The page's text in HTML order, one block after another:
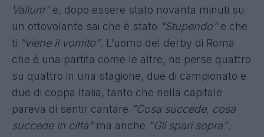
Valium" e, dopo essere stato novanta minuti su
un ottovolante sai che è stato "Stupendo"e che
ti "viene il vomito". L'uomo del derby di Roma
che è una partita come le altre, ne perse quattro
su quattro in una stagione, due di campionato e
due di coppa Italia, tanto che nella capitale
pareva di sentir cantare "Cosa succede, cosa
succede in città" ma anche "Gli spari sopra".